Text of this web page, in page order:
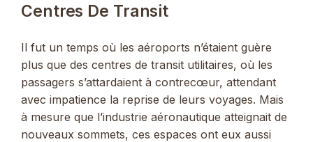
Centres De Transit
Il fut un temps où les aéroports n’étaient guère
plus que des centres de transit utilitaires, où les
passagers s’attardaient à contrecœur, attendant
avec impatience la reprise de leurs voyages. Mais
à mesure que l’industrie aéronautique atteignait de
nouveaux sommets, ces espaces ont eux aussi